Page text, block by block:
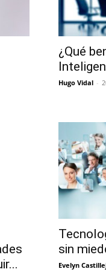
¿Qué
Hugo Vidal -
sin
Evelyn